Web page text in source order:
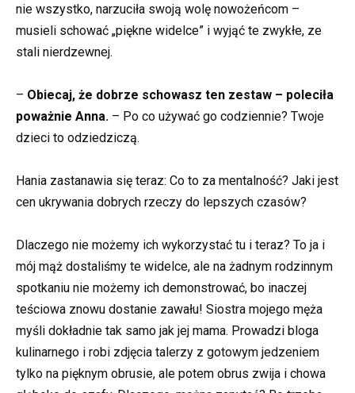
nie wszystko, narzuciła swoją wolę nowożeńcom –
musieli schować „piękne widelce” i wyjąć te zwykłe, ze
stali nierdzewnej.
– Obiecaj, że dobrze schowasz ten zestaw – poleciła
poważnie Anna. – Po co używać go codziennie? Twoje
dzieci to odziedziczą.
Hania zastanawia się teraz: Co to za mentalność? Jaki jest
cen ukrywania dobrych rzeczy do lepszych czasów?
Dlaczego nie możemy ich wykorzystać tu i teraz? To ja i
mój mąż dostaliśmy te widelce, ale na żadnym rodzinnym
spotkaniu nie możemy ich demonstrować, bo inaczej
teściowa znowu dostanie zawału! Siostra mojego męża
myśli dokładnie tak samo jak jej mama. Prowadzi bloga
kulinarnego i robi zdjęcia talerzy z gotowym jedzeniem
tylko na pięknym obrusie, ale potem obrus zwija i chowa